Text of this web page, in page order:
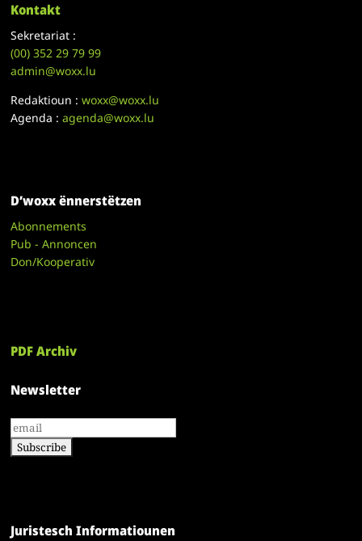
Kontakt
Sekretariat :
(00)352 29 79 99
admin@woxx.lu
Redaktioun :woxx@woxx.lu
Agenda :agenda@woxx.lu
D’woxx ënnerstëtzen
Abonnements
Pub - Annoncen
Don/Kooperativ
PDF Archiv
Newsletter
Juristesch Informatiounen